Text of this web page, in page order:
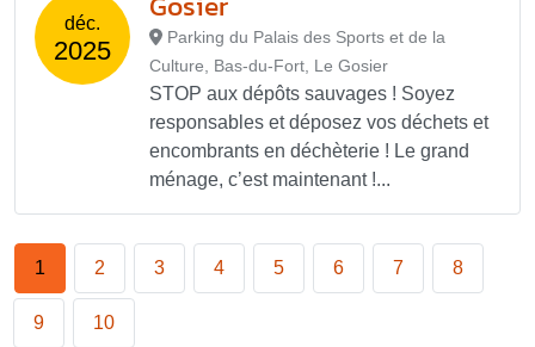
déc.
2025
Parking du Palais des Sports et de la
Culture, Bas-du-Fort, Le Gosier
STOP aux dépôts sauvages ! Soyez
responsables et déposez vos déchets et
encombrants en déchèterie ! Le grand
ménage, c’est maintenant !...
1 2 3 4 5 6 7 8
9 10